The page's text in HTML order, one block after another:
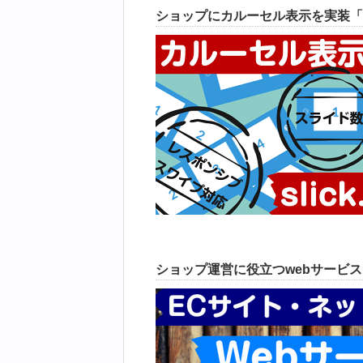
ショップにカルーセル表示を実装
ショップ運営に役立つwebサービ